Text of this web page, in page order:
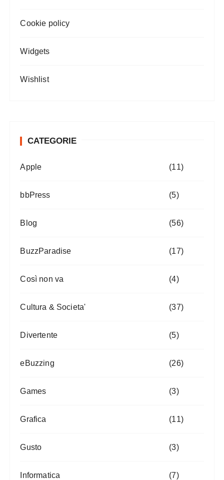
Cookie policy
Widgets
Wishlist
CATEGORIE
Apple (11)
bbPress (5)
Blog (56)
BuzzParadise (17)
Così non va (4)
Cultura & Societa' (37)
Divertente (5)
eBuzzing (26)
Games (3)
Grafica (11)
Gusto (3)
Informatica (7)